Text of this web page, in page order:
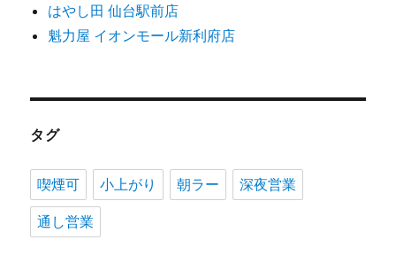
はやし田 仙台駅前店
魁力屋 イオンモール新利府店
タグ
喫煙可 小上がり 朝ラー 深夜営業
通し営業